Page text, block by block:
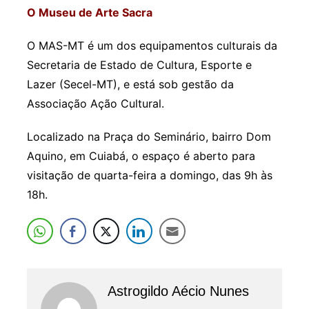
O Museu de Arte Sacra
O MAS-MT é um dos equipamentos culturais da
Secretaria de Estado de Cultura, Esporte e
Lazer (Secel-MT), e está sob gestão da
Associação Ação Cultural.
Localizado na Praça do Seminário, bairro Dom
Aquino, em Cuiabá, o espaço é aberto para
visitação de quarta-feira a domingo, das 9h às
18h.
Astrogildo Aécio Nunes